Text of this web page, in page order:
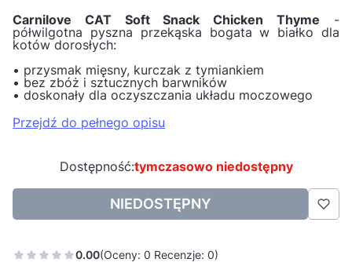
Carnilove CAT Soft Snack Chicken Thyme -
półwilgotna pyszna przekąska bogata w białko dla
kotów dorosłych:
• przysmak mięsny, kurczak z tymiankiem
• bez zbóż i sztucznych barwników
• doskonały dla oczyszczania układu moczowego
Przejdź do pełnego opisu
Dostępność:tymczasowo niedostępny
NIEDOSTĘPNY
0.00(Oceny: 0 Recenzje: 0)